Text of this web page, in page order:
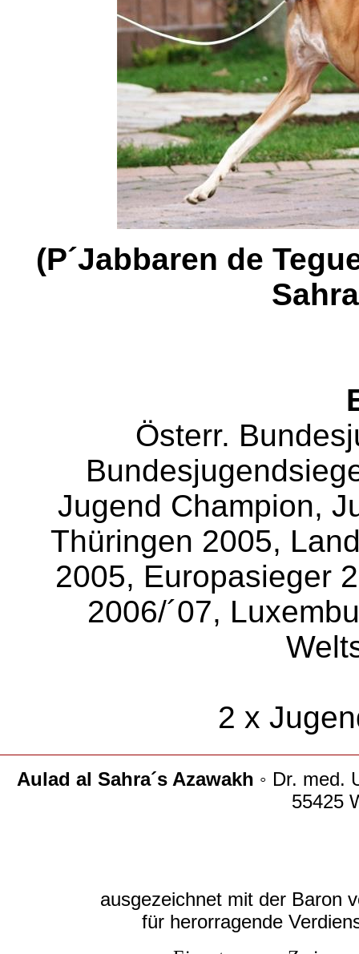
(P´Jabbaren de
Österr.
Jugend Champion,
Thüringen 2005,
2005, Europasieger
2006/´07,
2 x
Aulad al Sahra´s Azawakh ◦ Dr. med.
55425
ausgezeichnet mit der Baron
für herorragende